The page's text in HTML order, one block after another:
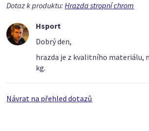
Dotaz k produktu:Hrazda stropní chrom
Hsport
Dobrý den,
hrazda je z kvalitního materiálu,
kg.
Návrat na přehled dotazů